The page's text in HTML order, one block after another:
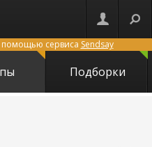
помощью сервиса Sendsay
Подборки